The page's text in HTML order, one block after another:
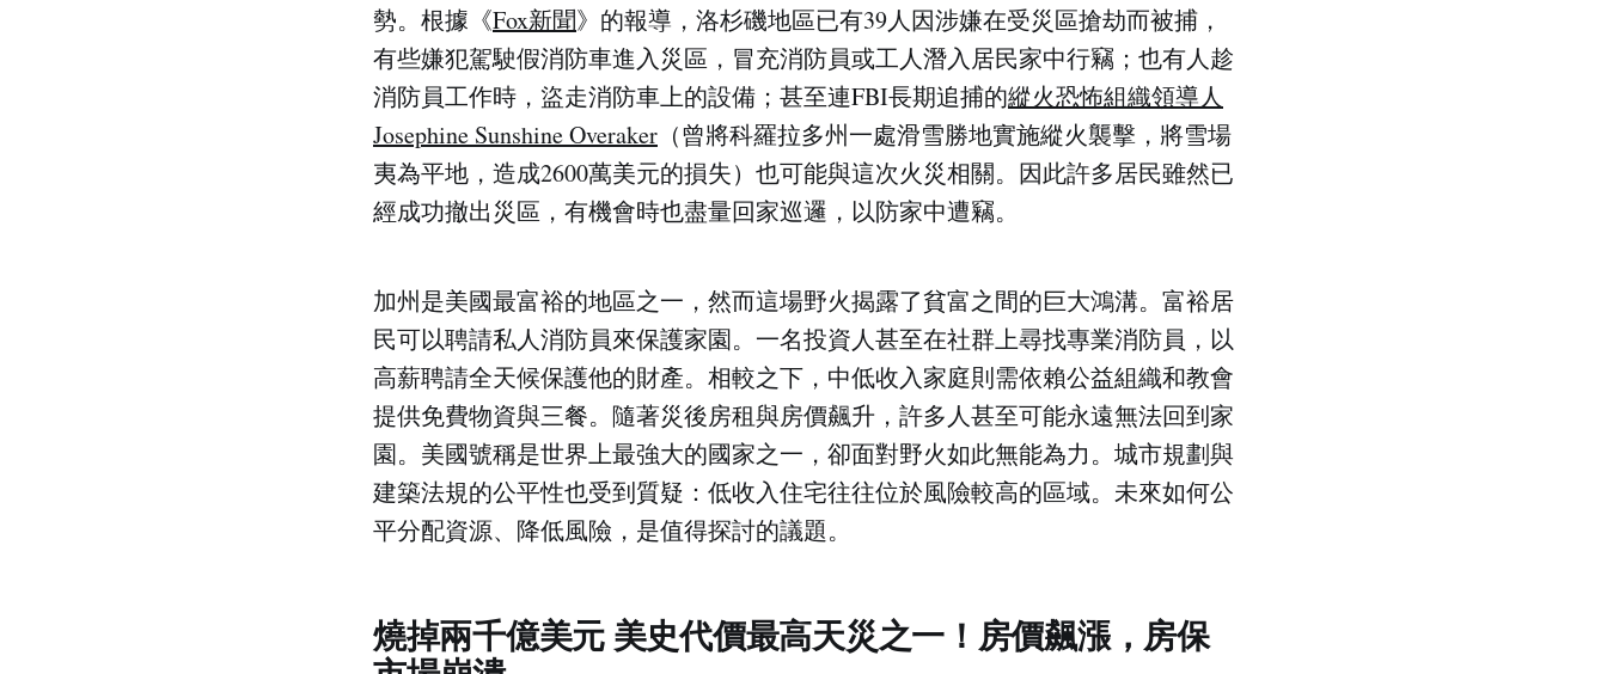
勢。根據《Fox新聞》的報導，洛杉磯地區已有39人因涉嫌在受災區搶劫而被捕，
有些嫌犯駕駛假消防車進入災區，冒充消防員或工人潛入居民家中行竊；也有人趁
消防員工作時，盜走消防車上的設備；甚至連FBI長期追捕的縱火恐怖組織領導人
Josephine Sunshine Overaker （曾將科羅拉多州一處滑雪勝地實施縱火襲擊，將雪場
夷為平地，造成2600萬美元的損失）也可能與這次火災相關。因此許多居民雖然已
經成功撤出災區，有機會時也盡量回家巡邏，以防家中遭竊。
加州是美國最富裕的地區之一，然而這場野火揭露了貧富之間的巨大鴻溝。富裕居
民可以聘請私人消防員來保護家園。一名投資人甚至在社群上尋找專業消防員，以
高薪聘請全天候保護他的財產。相較之下，中低收入家庭則需依賴公益組織和教會
提供免費物資與三餐。隨著災後房租與房價飆升，許多人甚至可能永遠無法回到家
園。美國號稱是世界上最強大的國家之一，卻面對野火如此無能為力。城市規劃與
建築法規的公平性也受到質疑：低收入住宅往往位於風險較高的區域。未來如何公
平分配資源、降低風險，是值得探討的議題。
燒掉兩千億美元 美史代價最高天災之一！房價飆漲，房保